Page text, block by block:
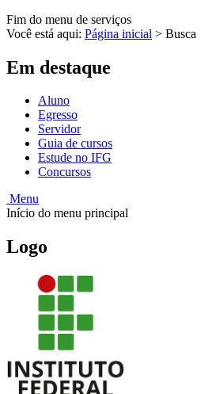
Fim do menu de serviços
Você está aqui: Página inicial > Busca
Em destaque
Aluno
Egresso
Servidor
Guia de cursos
Estude no IFG
Concursos
Menu
Início do menu principal
Logo